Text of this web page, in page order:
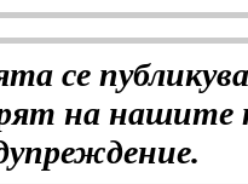
се
на нашите